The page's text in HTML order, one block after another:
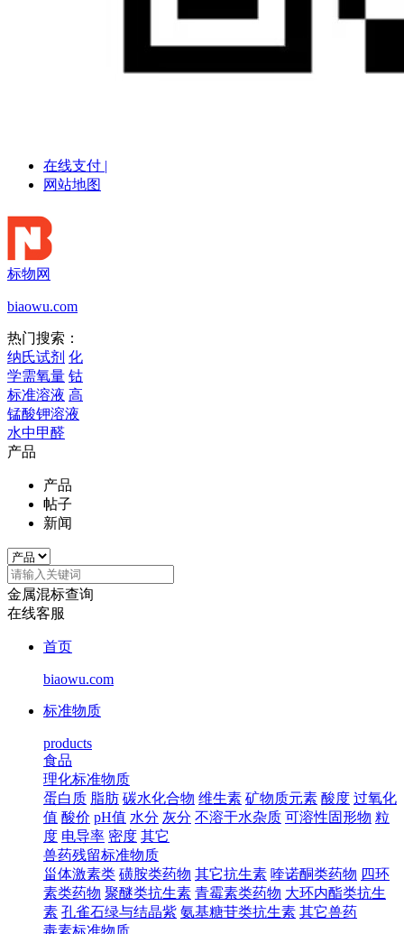
在线支付 |
网站地图
标物网
biaowu.com
热门搜索：
纳氏试剂 化
学需氧量 钴
标准溶液 高
锰酸钾溶液
水中甲醛
产品
产品
帖子
新闻
金属混标查询
在线客服
首页
biaowu.com
标准物质
products
食品
理化标准物质
蛋白质 脂肪 碳水化合物 维生素 矿物质元素 酸度 过氧化
值 酸价 pH值 水分 灰分 不溶于水杂质 可溶性固形物 粒
度 电导率 密度 其它
兽药残留标准物质
甾体激素类 磺胺类药物 其它抗生素 喹诺酮类药物 四环
素类药物 聚醚类抗生素 青霉素类药物 大环内酯类抗生
素 孔雀石绿与结晶紫 氨基糖苷类抗生素 其它兽药
毒素标准物质